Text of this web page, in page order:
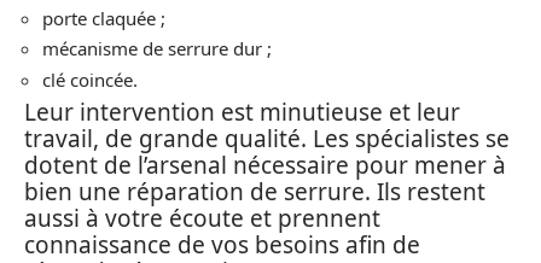
porte claquée ;
mécanisme de serrure dur ;
clé coincée.
Leur intervention est minutieuse et leur
travail, de grande qualité. Les spécialistes se
dotent de l’arsenal nécessaire pour mener à
bien une réparation de serrure. Ils restent
aussi à votre écoute et prennent
connaissance de vos besoins afin de